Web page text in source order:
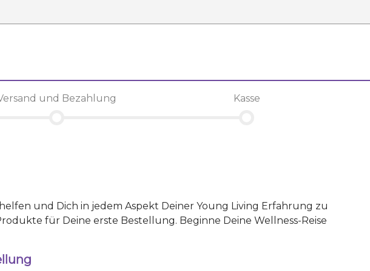
und Bezahlung Kasse
und Dich in jedem Aspekt Deiner Young Living Erfahrung zu
für Deine erste Bestellung. Beginne Deine Wellness-Reise